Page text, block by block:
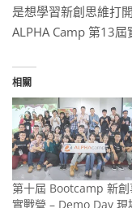
是想學習新創思維打
ALPHA Camp 第13屆
相關
第十屆 Bootcamp 新創
實戰營 – Demo Day 現